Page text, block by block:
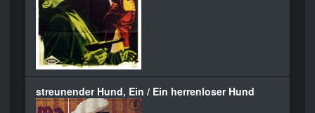
streunender Hund, Ein / Ein herrenloser Hund